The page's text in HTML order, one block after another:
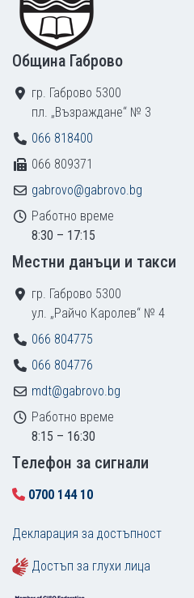
Община Габрово
гр. Габрово 5300
пл. „Възраждане“ № 3
066 818400
066 809371
gabrovo@gabrovo.bg
Работно време
8:30 – 17:15
Местни данъци и такси
гр. Габрово 5300
ул. „Райчо Каролев“ № 4
066 804775
066 804776
mdt@gabrovo.bg
Работно време
8:15 – 16:30
Tелефон за сигнали
0700 144 10
Декларация за достъпност
Достъп за глухи лица